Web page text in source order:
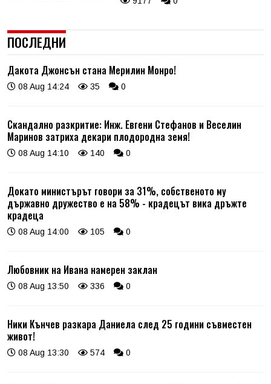
ПОСЛЕДНИ
Дакота Джонсън стана Мерилин Монро!
08 Aug 14:24 35 0
Скандално разкритие: Инж. Евгени Стефанов и Веселин
Маринов затриха декари плодородна земя!
08 Aug 14:10 140 0
Докато министърът говори за 31%, собственото му
държавно дружество е на 58% - крадецът вика дръжте
крадеца
08 Aug 14:00 105 0
Любовник на Ивана намерен заклан
08 Aug 13:50 336 0
Ники Кънчев разкара Даниела след 25 години съвместен
живот!
08 Aug 13:30 574 0